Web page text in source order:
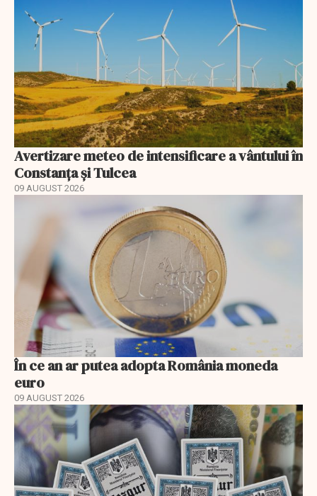
Avertizare meteo de intensificare a vântului în
Constanța și Tulcea
09 AUGUST 2026
În ce an ar putea adopta România moneda
euro
09 AUGUST 2026